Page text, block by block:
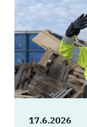
17.6.2026